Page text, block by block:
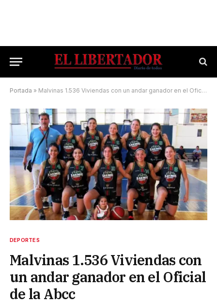
Portada » Malvinas 1.536 Viviendas con un andar ganador en el Oficial de la Abcc
DEPORTES
Malvinas 1.536 Viviendas con
un andar ganador en el Oficial
de la Abcc